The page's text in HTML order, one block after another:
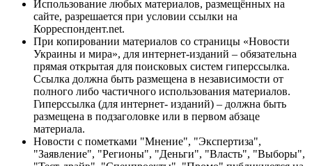
Использование любых материалов, размещённых на
сайте, разрешается при условии ссылки на
Корреспондент.net.
При копировании материалов со страницы «Новости
Украины и мира», для интернет-изданий – обязательна
прямая открытая для поисковых систем гиперссылка.
Ссылка должна быть размещена в независимости от
полного либо частичного использования материалов.
Гиперссылка (для интернет- изданий) – должна быть
размещена в подзаголовке или в первом абзаце
материала.
Новости с пометками "Мнение", "Экспертиза",
"Заявление", "Регионы", "Деньги", "Власть", "Выборы",